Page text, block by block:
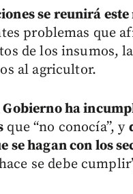
se reunirá
problemas que
de los insumos,
al agricultor.
ha
que “no conocía”, y
se hagan con los
se debe